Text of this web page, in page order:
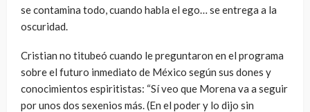
se contamina todo, cuando habla el ego… se entrega a la
oscuridad.
Cristian no titubeó cuando le preguntaron en el programa
sobre el futuro inmediato de México según sus dones y
conocimientos espiritistas: “Sí veo que Morena va a seguir
por unos dos sexenios más. (En el poder y lo dijo sin